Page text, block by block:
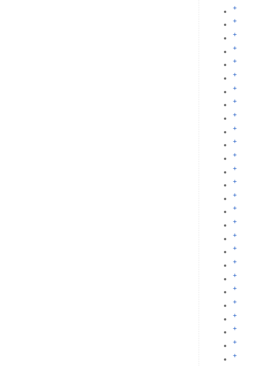
+
+
+
+
+
+
+
+
+
+
+
+
+
+
+
+
+
+
+
+
+
+
+
+
+
+
+